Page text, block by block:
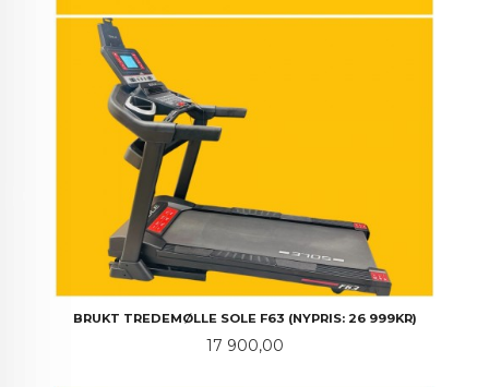
BRUKT TREDEMØLLE SOLE F63 (NYPRIS: 26 999KR)
Pris
17 900,00